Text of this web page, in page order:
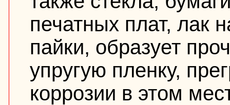
печатных плат, лак
пайки, образует
упругую пленку,
коррозии в этом